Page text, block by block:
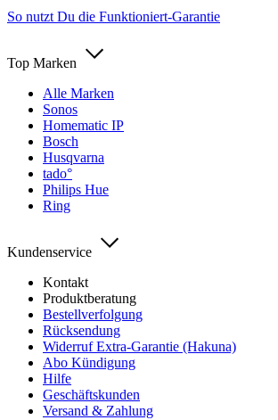
So nutzt Du die Funktioniert-Garantie
Top Marken
Alle Marken
Sonos
Homematic IP
Bosch
Husqvarna
tado°
Philips Hue
Ring
Kundenservice
Kontakt
Produktberatung
Bestellverfolgung
Rücksendung
Widerruf Extra-Garantie (Hakuna)
Abo Kündigung
Hilfe
Geschäftskunden
Versand & Zahlung